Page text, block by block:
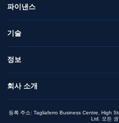
파이낸스
기술
정보
회사 소개
등록 주소: Tagliaferro Business Centre, High
Ltd. 모든